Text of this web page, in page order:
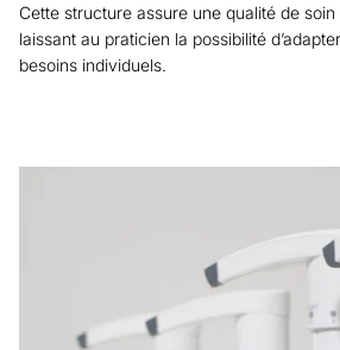
Cette structure assure une qualité de
laissant au praticien la possibilité
besoins individuels.